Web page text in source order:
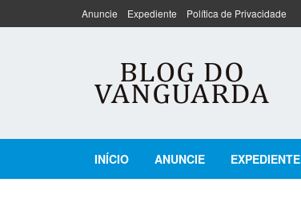
Anuncie Expediente Política de Privacidade
INÍCIO ANUNCIE EXPEDIENTE